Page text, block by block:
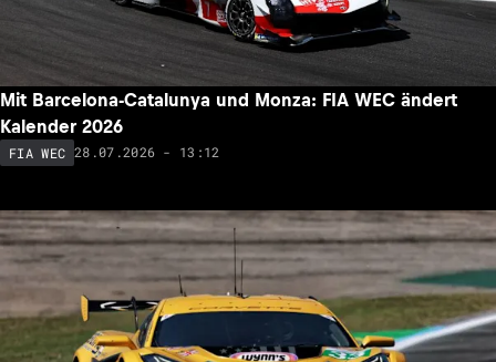
Mit Barcelona-Catalunya und Monza: FIA WEC ändert
Kalender 2026
FIA WEC 28.07.2026 - 13:12